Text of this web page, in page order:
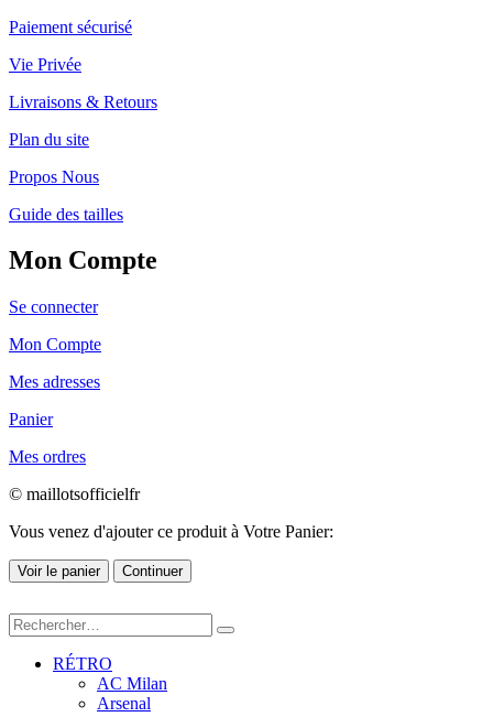
Paiement sécurisé
Vie Privée
Livraisons & Retours
Plan du site
Propos Nous
Guide des tailles
Mon Compte
Se connecter
Mon Compte
Mes adresses
Panier
Mes ordres
© maillotsofficielfr
Vous venez d'ajouter ce produit à Votre Panier:
Voir le panier Continuer
RÉTRO
AC Milan
Arsenal